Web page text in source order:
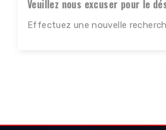
Veuillez nous excuser pour le
Effectuez une nouvelle